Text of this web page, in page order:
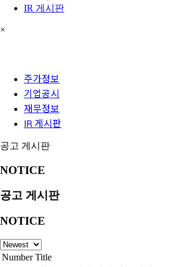
IR 게시판
×
주가정보
기업공시
재무정보
IR 게시판
공고 게시판
NOTICE
공고 게시판
NOTICE
Number Title